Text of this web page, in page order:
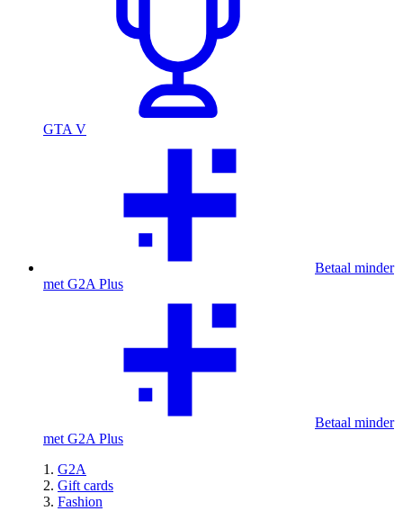
GTA V
Betaal minder
met G2A Plus
Betaal minder
met G2A Plus
G2A
Gift cards
Fashion